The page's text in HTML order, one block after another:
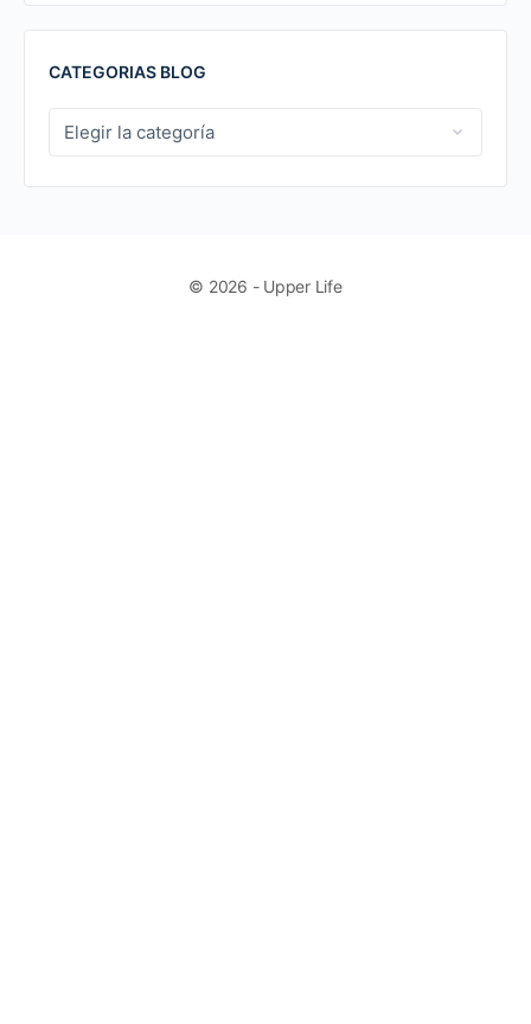
CATEGORIAS BLOG
CATEGORIAS
BLOG
© 2026 - Upper Life